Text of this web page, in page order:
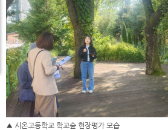
▲ 시온고등학교 학교숲 현장평가 모습